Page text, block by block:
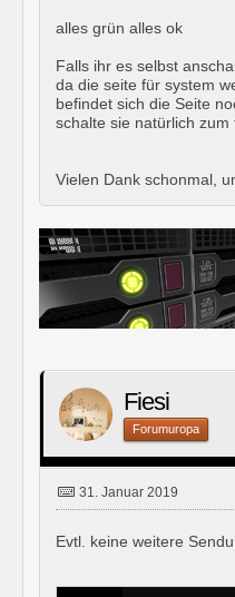
alles grün alles ok
Falls ihr es selbst
da die seite für system
befindet sich die Seite
schalte sie natürlich zum
Vielen Dank schonmal,
Fiesi
Forumuropa
31. Januar 2019
Evtl. keine weitere